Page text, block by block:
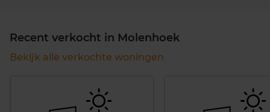
Recent verkocht in Molenhoek
Bekijk alle verkochte woningen